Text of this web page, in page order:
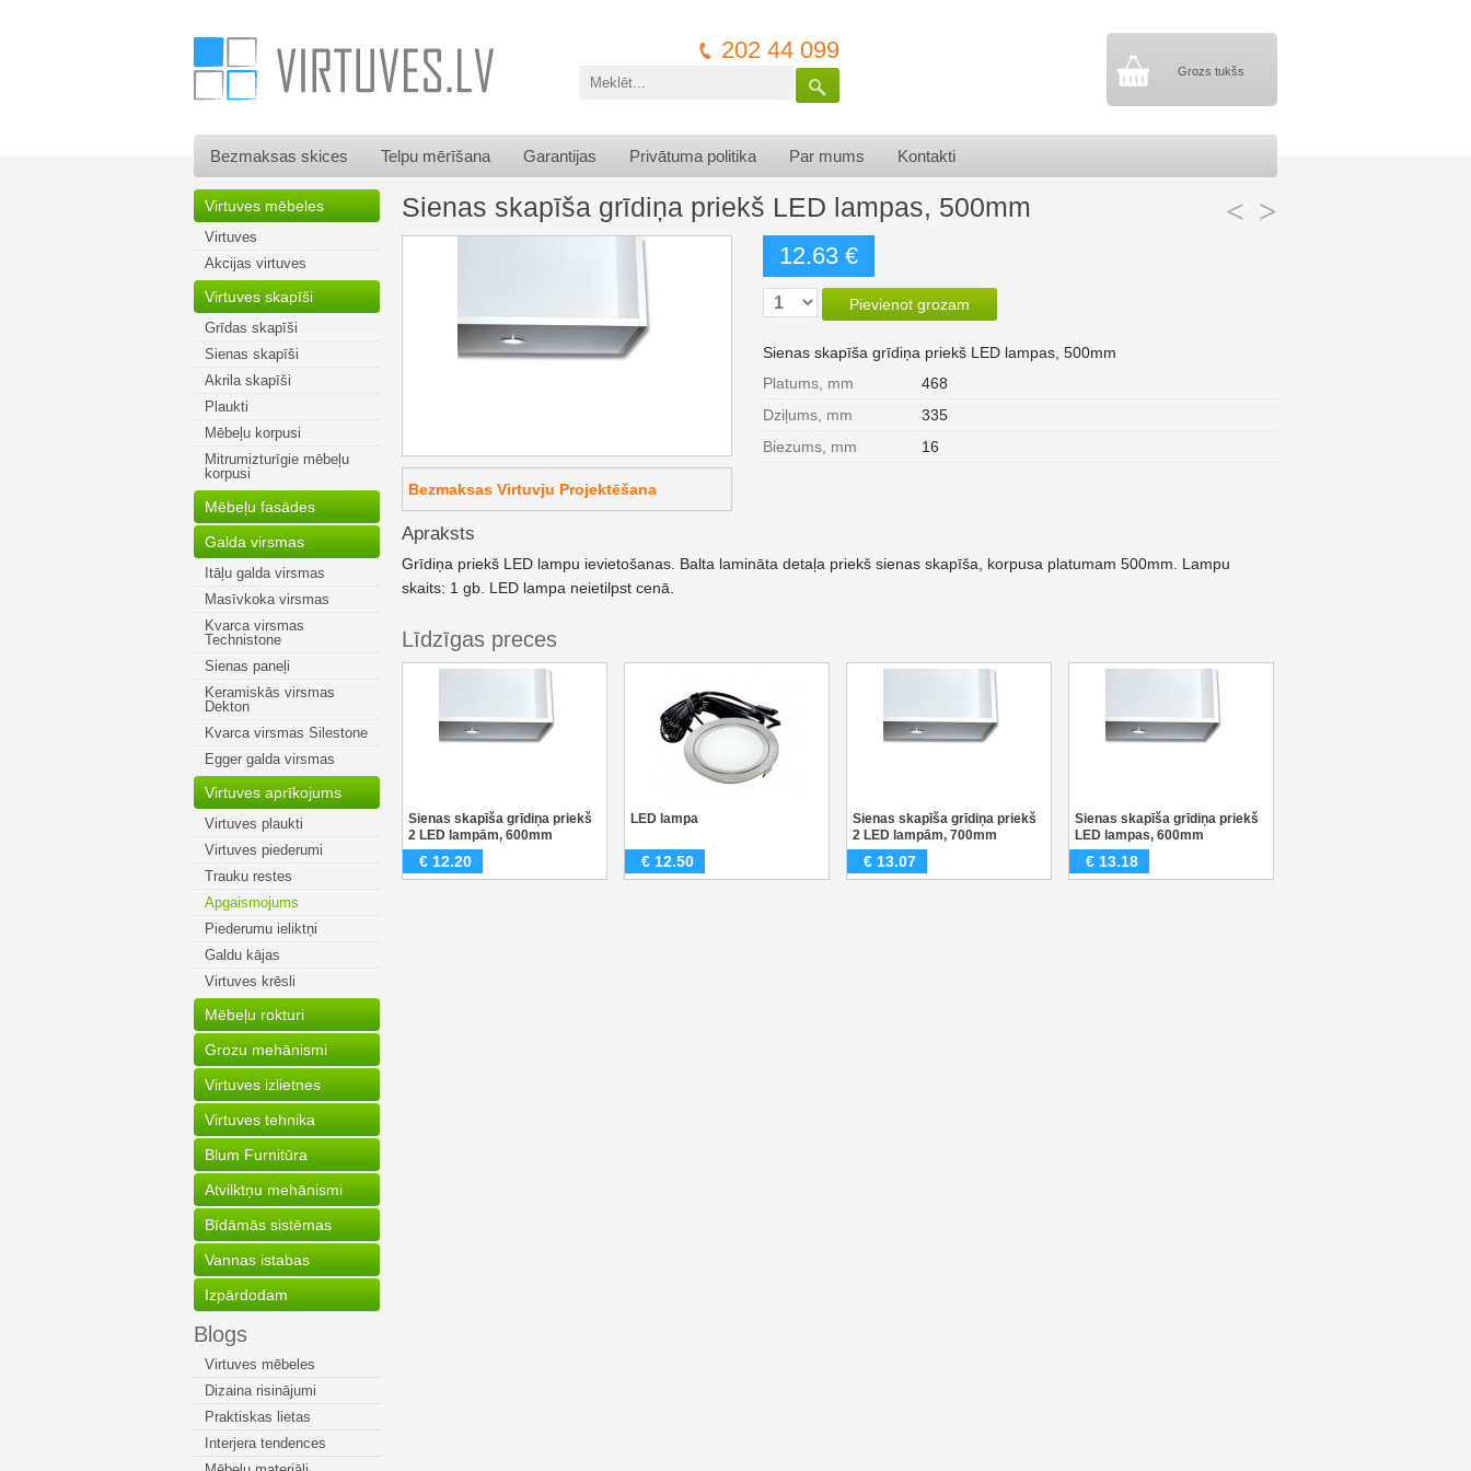
Grozs tukšs
202 44 099
Bezmaksas skices Telpu mērīšana Garantijas Privātuma politika Par mums Kontakti
Virtuves mēbeles
Virtuves
Akcijas virtuves
Virtuves skapīši
Grīdas skapīši
Sienas skapīši
Akrila skapīši
Plaukti
Mēbeļu korpusi
Mitrumizturīgie mēbeļu
korpusi
Mēbeļu fasādes
Galda virsmas
Itāļu galda virsmas
Masīvkoka virsmas
Kvarca virsmas
Technistone
Sienas paneļi
Keramiskās virsmas
Dekton
Kvarca virsmas Silestone
Egger galda virsmas
Virtuves aprīkojums
Virtuves plaukti
Virtuves piederumi
Trauku restes
Apgaismojums
Piederumu ieliktņi
Galdu kājas
Virtuves krēsli
Mēbeļu rokturi
Grozu mehānismi
Virtuves izlietnes
Virtuves tehnika
Blum Furnitūra
Atvilktņu mehānismi
Bīdāmās sistēmas
Vannas istabas
Izpārdodam
Blogs
Virtuves mēbeles
Dizaina risinājumi
Praktiskas lietas
Interjera tendences
Sienas skapīša grīdiņa priekš LED lampas, 500mm < >
Bezmaksas Virtuvju Projektēšana
12.63 €
Pievienot grozam
Sienas skapīša grīdiņa priekš LED lampas, 500mm
Platums, mm
468
Dziļums, mm
335
Biezums, mm
16
Apraksts
Grīdiņa priekš LED lampu ievietošanas. Balta lamināta detaļa priekš sienas skapīša, korpusa platumam 500mm. Lampu
skaits: 1 gb. LED lampa neietilpst cenā.
Līdzīgas preces
Sienas skapīša grīdiņa priekš
2 LED lampām, 600mm
€ 12.20
LED lampa
€ 12.50
Sienas skapīša grīdiņa priekš
2 LED lampām, 700mm
€ 13.07
Sienas skapīša grīdiņa priekš
LED lampas, 600mm
€ 13.18